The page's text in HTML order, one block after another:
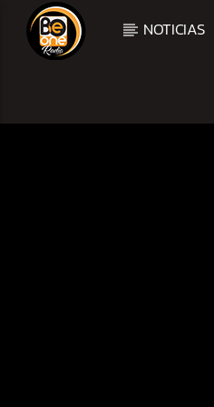
NOTICIAS